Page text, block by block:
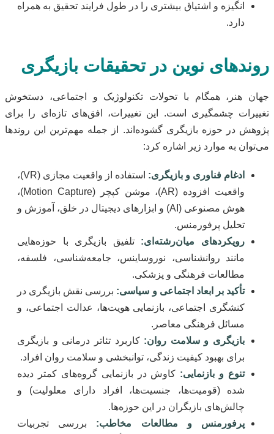
انگیزه و اشتیاق بیشتری را در طول فرایند تحقیق به همراه
دارد.
روندهای نوین در تحقیقات بازیگری
جهان هنر، همگام با تحولات تکنولوژیک و اجتماعی، دستخوش
تغییرات چشمگیری است. این تغییرات، افق‌های تازه‌ای را برای
پژوهش در حوزه بازیگری گشوده‌اند. از جمله مهم‌ترین این روندها
می‌توان به موارد زیر اشاره کرد:
ادغام فناوری و بازیگری:
استفاده از واقعیت مجازی (VR)،
واقعیت افزوده (AR)، موشن کپچر (Motion Capture)،
هوش مصنوعی (AI) و ابزارهای دیجیتال در خلق، آموزش و
تحلیل پرفورمنس.
رویکردهای میان‌رشته‌ای: تلفیق بازیگری با حوزه‌هایی
مانند روانشناسی، نوروساینس، جامعه‌شناسی، فلسفه،
مطالعات فرهنگی و پزشکی.
تأکید بر ابعاد اجتماعی و سیاسی: بررسی نقش بازیگری در
کنشگری اجتماعی، بازنمایی هویت‌ها، عدالت اجتماعی، و
مسائل فرهنگی معاصر.
بازیگری و سلامت روان: کاربرد تئاتر درمانی و بازیگری
برای بهبود کیفیت زندگی، توانبخشی و سلامت روان افراد.
تنوع و بازنمایی: کاوش در بازنمایی گروه‌های کمتر دیده
شده (قومیت‌ها، جنسیت‌ها، افراد دارای معلولیت) و
چالش‌های بازیگران در این حوزه‌ها.
پرفورمنس و مطالعات مخاطب: بررسی تجربیات